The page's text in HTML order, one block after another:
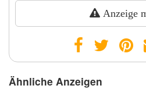
Anzeige
Ähnliche Anzeigen